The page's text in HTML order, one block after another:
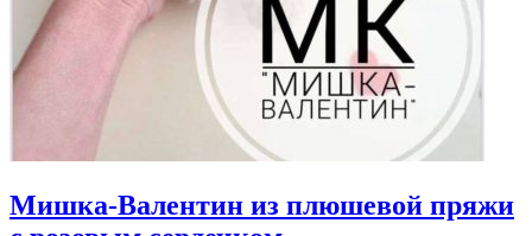
Мишка-Валентин из плюшевой пряжи